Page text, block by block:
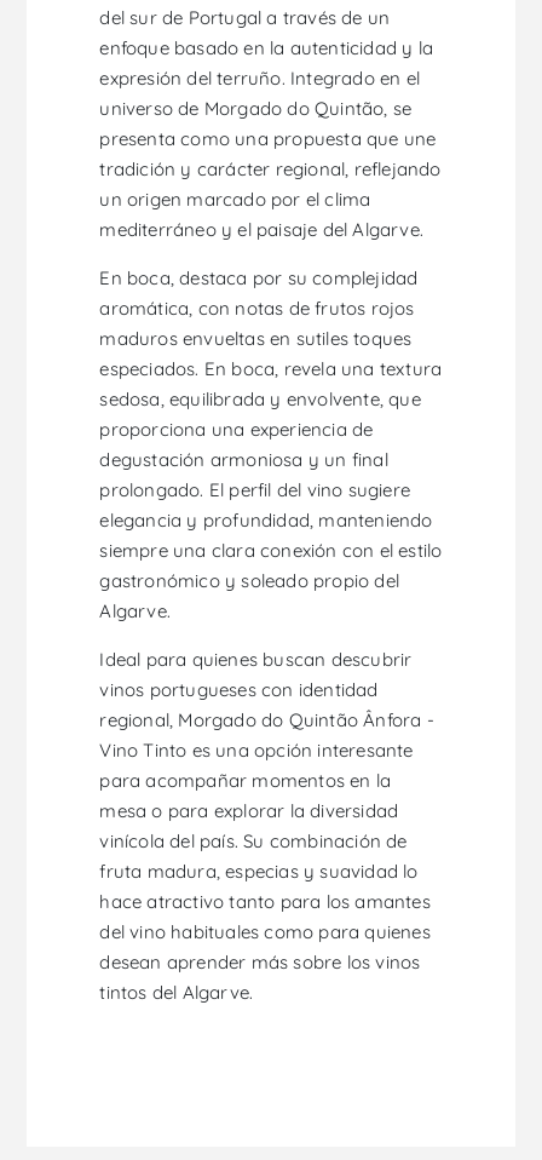
del sur de Portugal a través de un
enfoque basado en la autenticidad y la
expresión del terruño. Integrado en el
universo de Morgado do Quintão, se
presenta como una propuesta que une
tradición y carácter regional, reflejando
un origen marcado por el clima
mediterráneo y el paisaje del Algarve.
En boca, destaca por su complejidad
aromática, con notas de frutos rojos
maduros envueltas en sutiles toques
especiados. En boca, revela una textura
sedosa, equilibrada y envolvente, que
proporciona una experiencia de
degustación armoniosa y un final
prolongado. El perfil del vino sugiere
elegancia y profundidad, manteniendo
siempre una clara conexión con el estilo
gastronómico y soleado propio del
Algarve.
Ideal para quienes buscan descubrir
vinos portugueses con identidad
regional, Morgado do Quintão Ânfora -
Vino Tinto es una opción interesante
para acompañar momentos en la
mesa o para explorar la diversidad
vinícola del país. Su combinación de
fruta madura, especias y suavidad lo
hace atractivo tanto para los amantes
del vino habituales como para quienes
desean aprender más sobre los vinos
tintos del Algarve.